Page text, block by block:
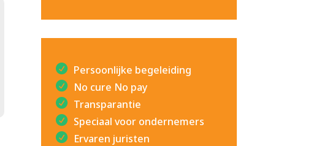
Persoonlijke begeleiding
No cure No pay
Transparantie
Speciaal voor ondernemers
Ervaren juristen